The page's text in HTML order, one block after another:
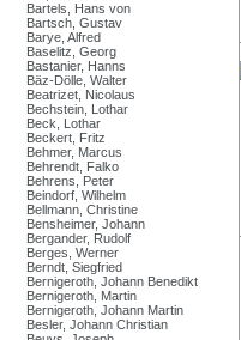
Bartels, Hans von
Bartsch, Gustav
Barye, Alfred
Baselitz, Georg
Bastanier, Hanns
Bäz-Dölle, Walter
Beatrizet, Nicolaus
Bechstein, Lothar
Beck, Lothar
Beckert, Fritz
Behmer, Marcus
Behrendt, Falko
Behrens, Peter
Beindorf, Wilhelm
Bellmann, Christine
Bensheimer, Johann
Bergander, Rudolf
Berges, Werner
Berndt, Siegfried
Bernigeroth, Johann Benedikt
Bernigeroth, Martin
Bernigeroth, Johann Martin
Besler, Johann Christian